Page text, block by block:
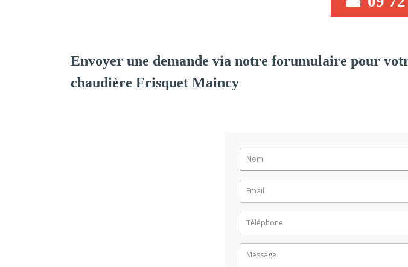
Envoyer une demande via notre forumulaire pour
chaudière Frisquet Maincy